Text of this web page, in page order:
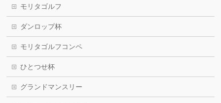
モリタゴルフ
ダンロップ杯
モリタゴルフコンペ
ひとつせ杯
グランドマンスリー